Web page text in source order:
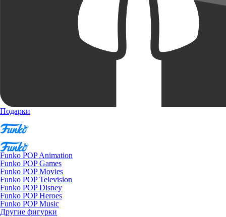
Подарки
Funko POP Animation
Funko POP Games
Funko POP Movies
Funko POP Television
Funko POP Disney
Funko POP Heroes
Funko POP Music
Другие фигурки